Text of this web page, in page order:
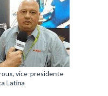
vice-presidente
Latina